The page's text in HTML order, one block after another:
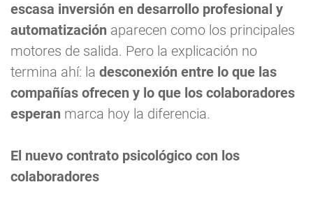
escasa inversión en desarrollo profesional y
automatización aparecen como los principales
motores de salida. Pero la explicación no
termina ahí: la desconexión entre lo que las
compañías ofrecen y lo que los colaboradores
esperan marca hoy la diferencia.
El nuevo contrato psicológico con los
colaboradores